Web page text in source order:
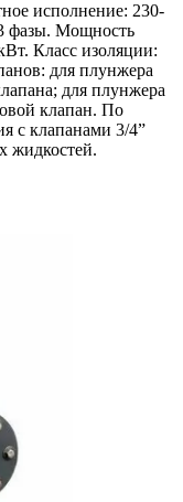
исполнение: 230-
фазы. Мощность
Класс изоляции:
для плунжера
для плунжера
клапан. По
с клапанами 3/4”
жидкостей.